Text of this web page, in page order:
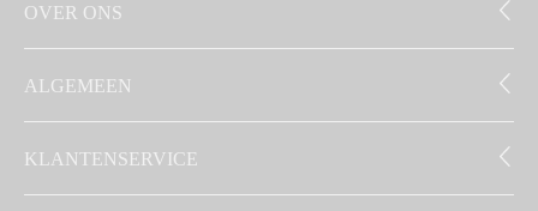
OVER ONS
ALGEMEEN
KLANTENSERVICE